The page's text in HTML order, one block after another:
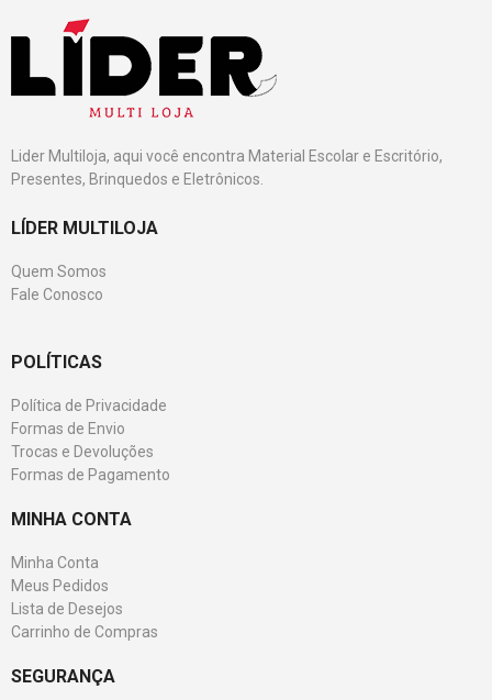
Lider Multiloja, aqui você encontra Material Escolar e Escritório,
Presentes, Brinquedos e Eletrônicos.
LÍDER MULTILOJA
Quem Somos
Fale Conosco
POLÍTICAS
Política de Privacidade
Formas de Envio
Trocas e Devoluções
Formas de Pagamento
MINHA CONTA
Minha Conta
Meus Pedidos
Lista de Desejos
Carrinho de Compras
SEGURANÇA